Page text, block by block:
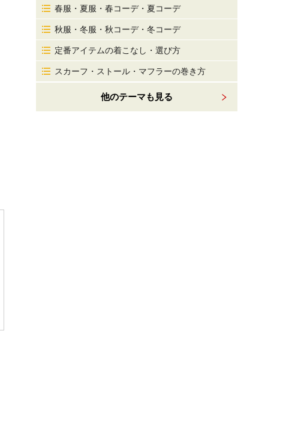
春服・夏服・春コーデ・夏コーデ
秋服・冬服・秋コーデ・冬コーデ
定番アイテムの着こなし・選び方
スカーフ・ストール・マフラーの巻き方
他のテーマも見る